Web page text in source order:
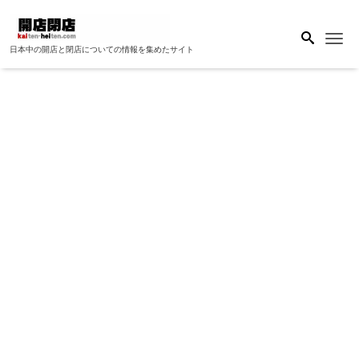
日本中の開店と閉店についての情報を集めたサイト